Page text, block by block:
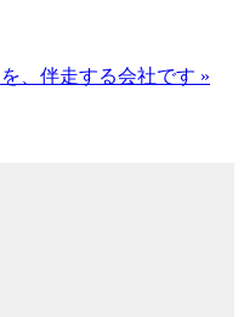
、伴走する会社です »